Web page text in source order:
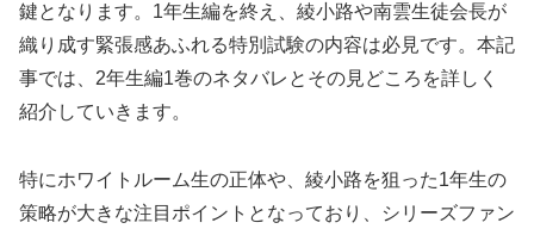
鍵となります。1年生編を終え、綾小路や南雲生徒会長が
織り成す緊張感あふれる特別試験の内容は必見です。本記
事では、2年生編1巻のネタバレとその見どころを詳しく
紹介していきます。
特にホワイトルーム生の正体や、綾小路を狙った1年生の
策略が大きな注目ポイントとなっており、シリーズファン